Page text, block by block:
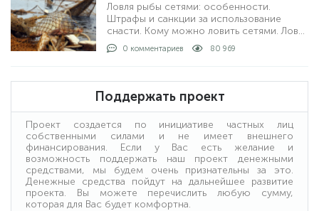
Ловля рыбы сетями: особенности.
Штрафы и санкции за использование
снасти. Кому можно ловить сетями. Ловля
рыбы с берега и на лодке: как проходит
процедура. Получение лицензии: кто
0 комментариев 80 969
Поддержать проект
Проект создается по инициативе частных лиц
собственными силами и не имеет внешнего
финансирования. Если у Вас есть желание и
возможность поддержать наш проект денежными
средствами, мы будем очень признательны за это.
Денежные средства пойдут на дальнейшее развитие
проекта. Вы можете перечислить любую сумму,
которая для Вас будет комфортна.